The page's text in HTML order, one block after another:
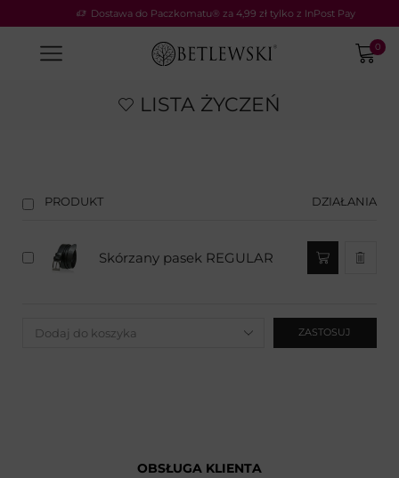
Dostawa do Paczkomatu® za 4,99 zł tylko z InPost Pay
0
LISTA ŻYCZEŃ
PRODUKT DZIAŁANIA
Skórzany pasek REGULAR
ZASTOSUJ
OBSŁUGA KLIENTA